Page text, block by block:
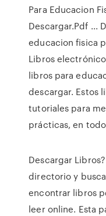
Para Educacion
Descargar.Pdf ...
educacion fisica
Libros
libros para
descargar. Estos
tutoriales para
prácticas, en
Descargar
directorio y
encontrar libros
leer online. Esta